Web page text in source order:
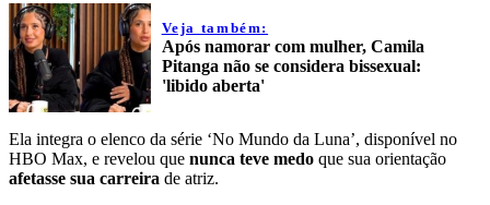
Veja também:
Após namorar com mulher, Camila
Pitanga não se considera bissexual:
'libido aberta'
Ela integra o elenco da série ‘No Mundo da Luna’, disponível no
HBO Max, e revelou que nunca teve medo que sua orientação
afetasse sua carreira de atriz.